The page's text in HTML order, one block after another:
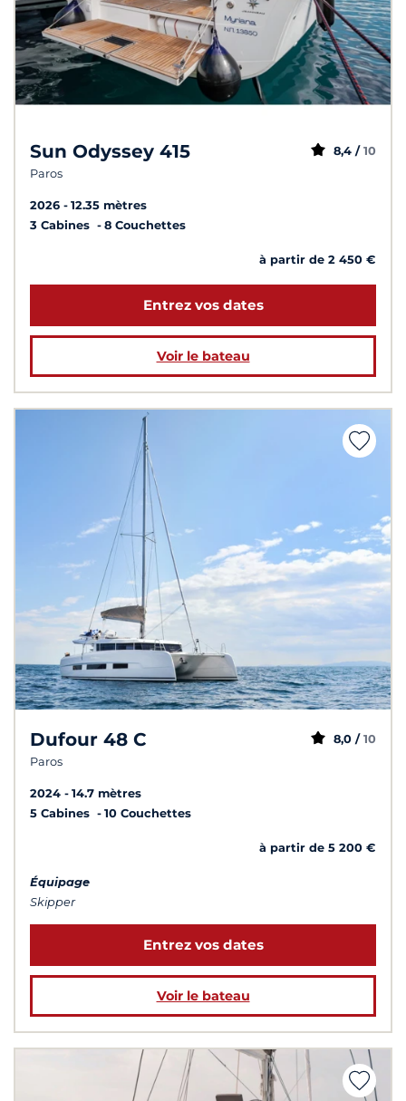
Sun Odyssey 415
Paros
8,4 / 10
2026
12.35 mètres
3 Cabines
8 Couchettes
à partir de 2 450 €
Entrez vos dates
Voir le bateau
Dufour 48 C
Paros
8,0 / 10
2024
14.7 mètres
5 Cabines
10 Couchettes
à partir de 5 200 €
Équipage
Skipper
Entrez vos dates
Voir le bateau